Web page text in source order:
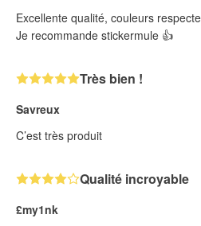
Excellente qualité, couleurs
Je recommande stickermule 👍
Très bien !
Savreux
C’est très produit
Qualité incroyable
£my1nk